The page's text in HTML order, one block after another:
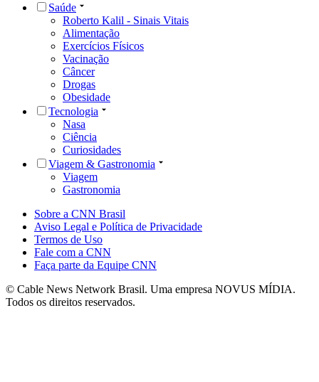
Saúde
Roberto Kalil - Sinais Vitais
Alimentação
Exercícios Físicos
Vacinação
Câncer
Drogas
Obesidade
Tecnologia
Nasa
Ciência
Curiosidades
Viagem & Gastronomia
Viagem
Gastronomia
Sobre a CNN Brasil
Aviso Legal e Política de Privacidade
Termos de Uso
Fale com a CNN
Faça parte da Equipe CNN
© Cable News Network Brasil. Uma empresa NOVUS MÍDIA.
Todos os direitos reservados.